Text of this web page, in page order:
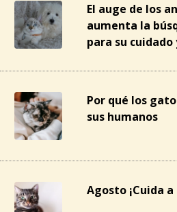
El auge de los
aumenta la
para su
Por qué los
sus humanos
Agosto ¡Cuida